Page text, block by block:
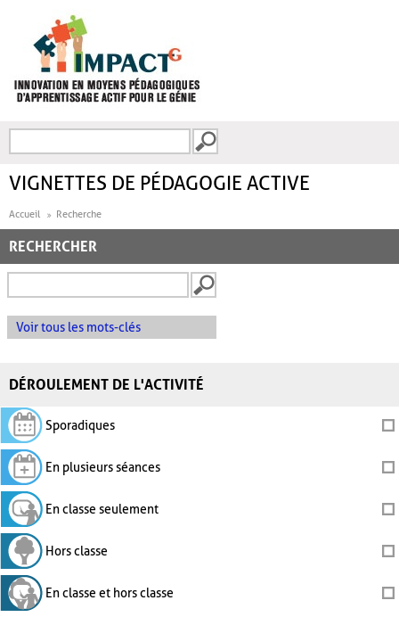
FORMULAIRE DE
VIGNETTES DE PÉDAGOGIE ACTIVE
Accueil Recherche
RECHERCHER
Voir tous les mots-clés
DÉROULEMENT DE L'ACTIVITÉ
Sporadiques
En plusieurs séances
En classe seulement
Hors classe
En classe et hors classe